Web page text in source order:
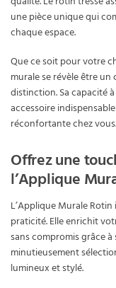
une pièce unique qui
chaque espace.
Que ce soit pour votre
murale se révèle être
distinction. Sa capacité
accessoire
réconfortante chez vous.
Offrez une
l’Applique
L’Applique Murale
praticité. Elle enrichit
sans compromis grâce
minutieusement
lumineux et stylé.